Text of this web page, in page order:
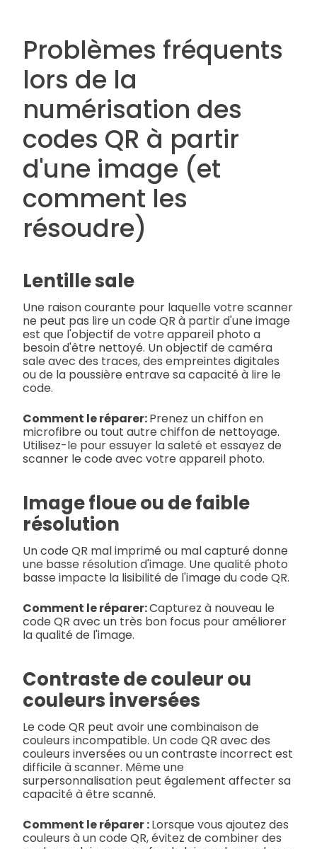
Problèmes fréquents
lors de la
numérisation des
codes QR à partir
d'une image (et
comment les
résoudre)
Lentille sale
Une raison courante pour laquelle votre scanner
ne peut pas lire un code QR à partir d'une image
est que l'objectif de votre appareil photo a
besoin d'être nettoyé. Un objectif de caméra
sale avec des traces, des empreintes digitales
ou de la poussière entrave sa capacité à lire le
code.
Comment le réparer:Prenez un chiffon en
microfibre ou tout autre chiffon de nettoyage.
Utilisez-le pour essuyer la saleté et essayez de
scanner le code avec votre appareil photo.
Image floue ou de faible
résolution
Un code QR mal imprimé ou mal capturé donne
une basse résolution d'image. Une qualité photo
basse impacte la lisibilité de l'image du code QR.
Comment le réparer:Capturez à nouveau le
code QR avec un très bon focus pour améliorer
la qualité de l'image.
Contraste de couleur ou
couleurs inversées
Le code QR peut avoir une combinaison de
couleurs incompatible. Un code QR avec des
couleurs inversées ou un contraste incorrect est
difficile à scanner. Même une
surpersonnalisation peut également affecter sa
capacité à être scanné.
Comment le réparer :Lorsque vous ajoutez des
couleurs à un code QR, évitez de combiner des